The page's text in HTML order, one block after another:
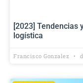
[2023] Tendencias
logística
Francisco Gonzalez